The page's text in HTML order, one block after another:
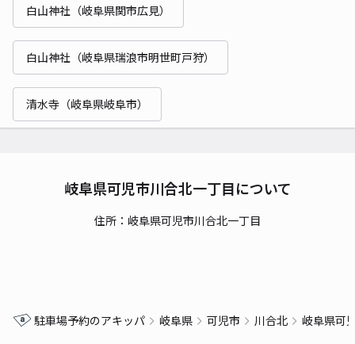
白山神社（岐阜県関市広見）
白山神社（岐阜県瑞浪市明世町戸狩）
清水寺（岐阜県岐阜市）
岐阜県可児市川合北一丁目について
住所：岐阜県可児市川合北一丁目
駐車場予約のアキッパ 岐阜県 可児市 川合北 岐阜県可